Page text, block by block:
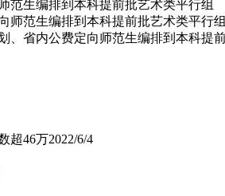
范生编排到本科提前批艺术类平行组
、省内公费定向师范生编排到本科提
超46万2022/6/4